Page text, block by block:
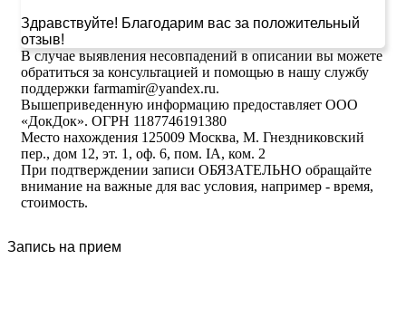
Здравствуйте! Благодарим вас за положительный
отзыв!
В случае выявления несовпадений в описании вы можете
обратиться за консультацией и помощью в нашу службу
поддержки farmamir@yandex.ru.
Вышеприведенную информацию предоставляет ООО
«ДокДок». ОГРН 1187746191380
Место нахождения 125009 Москва, М. Гнездниковский
пер., дом 12, эт. 1, оф. 6, пом. IA, ком. 2
При подтверждении записи ОБЯЗАТЕЛЬНО обращайте
внимание на важные для вас условия, например - время,
стоимость.
Запись на прием